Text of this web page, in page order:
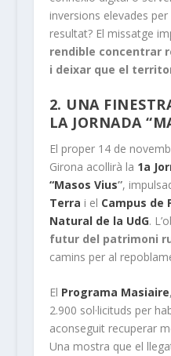
inversions elevades
resultat? El missatge
rendible concentrar
i deixar que el
2. UNA
LA JORNADA
El proper 14 de
Girona acollirà la 1a
“Masos Vius”,
Terra i el Campus de
Natural de la UdG.
futur del patrimoni
camins per al
El Programa Masiaire
2.900 sol·licituds per
aconseguit recuperar
Una mostra que el